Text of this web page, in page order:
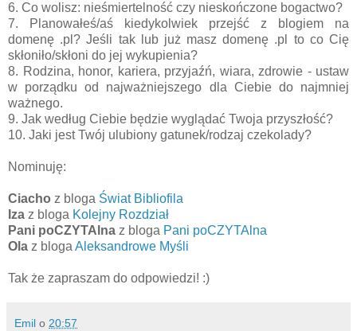
6. Co wolisz: nieśmiertelność czy nieskończone bogactwo?
7. Planowałeś/aś kiedykolwiek przejść z blogiem na
domenę .pl? Jeśli tak lub już masz domenę .pl to co Cię
skłoniło/skłoni do jej wykupienia?
8. Rodzina, honor, kariera, przyjaźń, wiara, zdrowie - ustaw
w porządku od najważniejszego dla Ciebie do najmniej
ważnego.
9. Jak według Ciebie będzie wyglądać Twoja przyszłość?
10. Jaki jest Twój ulubiony gatunek/rodzaj czekolady?
Nominuję:
Ciacho z bloga Świat Bibliofila
Iza z bloga Kolejny Rozdział
Pani poCZYTAlna z bloga Pani poCZYTAlna
Ola z blogaAleksandrowe Myśli
Tak że zapraszam do odpowiedzi! :)
Emil o 20:57